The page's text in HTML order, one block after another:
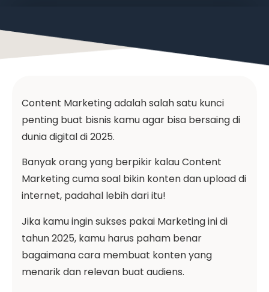
Content Marketing adalah salah satu kunci
penting buat bisnis kamu agar bisa bersaing di
dunia digital di 2025.
Banyak orang yang berpikir kalau Content
Marketing cuma soal bikin konten dan upload di
internet, padahal lebih dari itu!
Jika kamu ingin sukses pakai Marketing ini di
tahun 2025, kamu harus paham benar
bagaimana cara membuat konten yang
menarik dan relevan buat audiens.